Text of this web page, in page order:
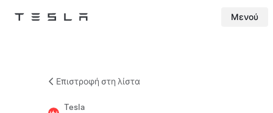
Tesla Μενού
Επιστροφή στη λίστα
Tesla